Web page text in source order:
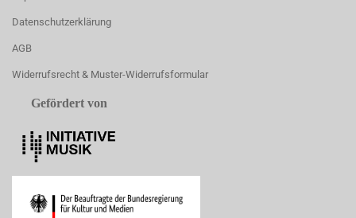
Datenschutzerklärung
AGB
Widerrufsrecht & Muster-Widerrufsformular
Gefördert von